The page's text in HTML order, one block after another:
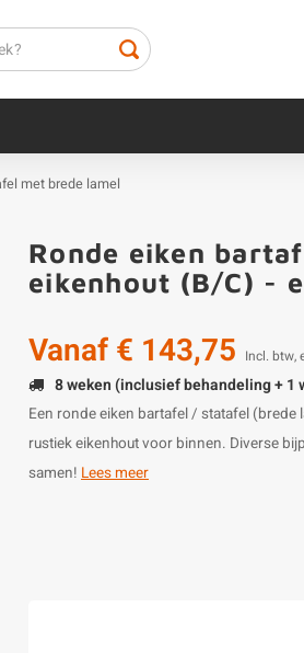
met brede lamel
Ronde eiken
eikenhout (B/C) -
Vanaf€ 143,75 Incl. btw,
8 weken (inclusief behandeling + 1
Een ronde eiken bartafel / statafel
rustiek eikenhout voor binnen. Diverse
samen! Lees meer